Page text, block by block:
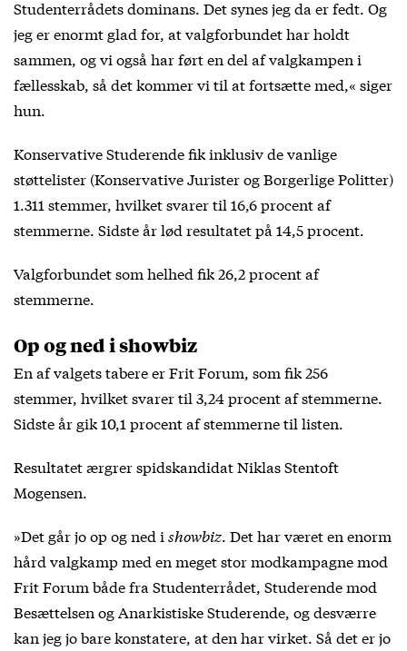
Studenterrådets dominans. Det synes jeg da er fedt. Og
jeg er enormt glad for, at valgforbundet har holdt
sammen, og vi også har ført en del af valgkampen i
fællesskab, så det kommer vi til at fortsætte med,« siger
hun.
Konservative Studerende fik inklusiv de vanlige
støttelister (Konservative Jurister og Borgerlige Politter)
1.311 stemmer, hvilket svarer til 16,6 procent af
stemmerne. Sidste år lød resultatet på 14,5 procent.
Valgforbundet som helhed fik 26,2 procent af
stemmerne.
Op og ned i showbiz
En af valgets tabere er Frit Forum, som fik 256
stemmer, hvilket svarer til 3,24 procent af stemmerne.
Sidste år gik 10,1 procent af stemmerne til listen.
Resultatet ærgrer spidskandidat Niklas Stentoft
Mogensen.
»Det går jo op og ned i showbiz. Det har været en enorm
hård valgkamp med en meget stor modkampagne mod
Frit Forum både fra Studenterrådet, Studerende mod
Besættelsen og Anarkistiske Studerende, og desværre
kan jeg jo bare konstatere, at den har virket. Så det er jo